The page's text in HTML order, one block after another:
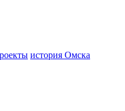
история Омска